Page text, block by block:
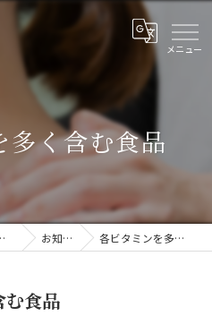
多く含む食品
う気功サロン お知らせ 各ビタミンを多く含む食品
む食品